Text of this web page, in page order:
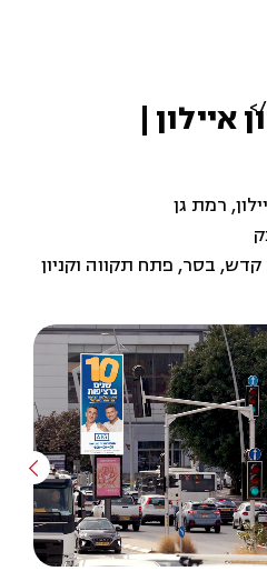
איילון |
רמת גן
קדש, בסר, פתח תקווה וקניון